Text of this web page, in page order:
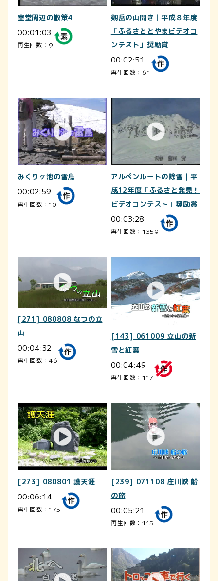
室堂周辺の散策4
00:01:03
再生回数：9
剱岳の山開き｜平成８年度
「ふるさととやまビデオコ
ンテスト」奨励賞
00:02:51
再生回数：61
みくりヶ池の雷鳥
00:02:59
再生回数：10
アルペンルートの除雪｜平
成12年度「ふるさと発見！
ビデオコンテスト」奨励賞
00:03:28
再生回数：1359
[271] 080808 なつの立
山
00:04:32
再生回数：46
[143] 061009 立山の新
雪と紅葉
00:04:49
再生回数：117
[273] 080801 護天涯
00:06:14
再生回数：175
[239] 071108 庄川峡 船
の旅
00:05:21
再生回数：115